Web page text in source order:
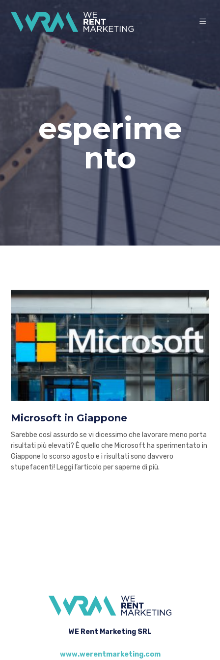
esperime
nto
Microsoft in Giappone
Sarebbe così assurdo se vi dicessimo che lavorare meno porta
risultati più elevati? È quello che Microsoft ha sperimentato in
Giappone lo scorso agosto e i risultati sono davvero
stupefacenti! Leggi l’articolo per saperne di più.
WE Rent Marketing SRL
www.werentmarketing.com